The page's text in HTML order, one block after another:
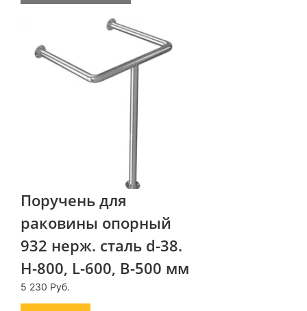
Поручень для
раковины опорный
932 нерж. сталь d-38.
H-800, L-600, B-500 мм
5 230 Руб.